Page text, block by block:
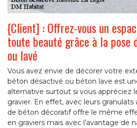
{Client] : Offrez-vous un
toute beauté grâce à la pose
ou lavé
Vous avez envie de décorer votre
béton désactivé ou béton lave est
alternative surtout si vous appréciez
gravier. En effet, avec leurs
de béton décoratif offre le même
en graviers mais avec l’avantage de